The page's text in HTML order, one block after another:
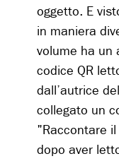
oggetto. E
in maniera
volume ha un
codice QR
dall’autrice
collegato un
"Raccontare
dopo aver